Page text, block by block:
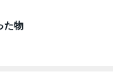
た物